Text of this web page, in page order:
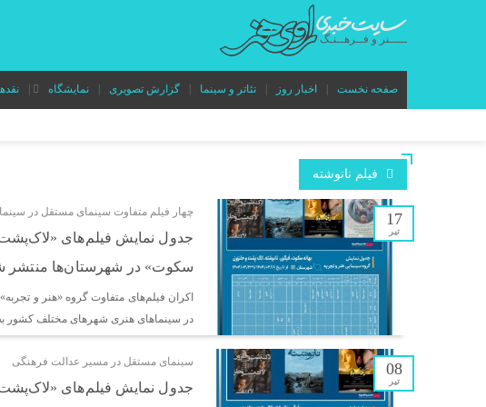
صفحه نخست اخبار روز تئاتر و سینما گزارش تصویری نمایشگاه
در
فیلم نانوشته
17
تیر
چهار فیلم متفاوت سینمای مستقل در
جدول نمایش فیلم‌های «لاک‌پشت
سکوت» در شهرستان‌ها منتشر
در سینماهای هنری شهرهای مختلف کشور
08
تیر
سینمای مستقل در مسیر عدالت فرهنگی
جدول نمایش فیلم‌های «لاک‌پشت